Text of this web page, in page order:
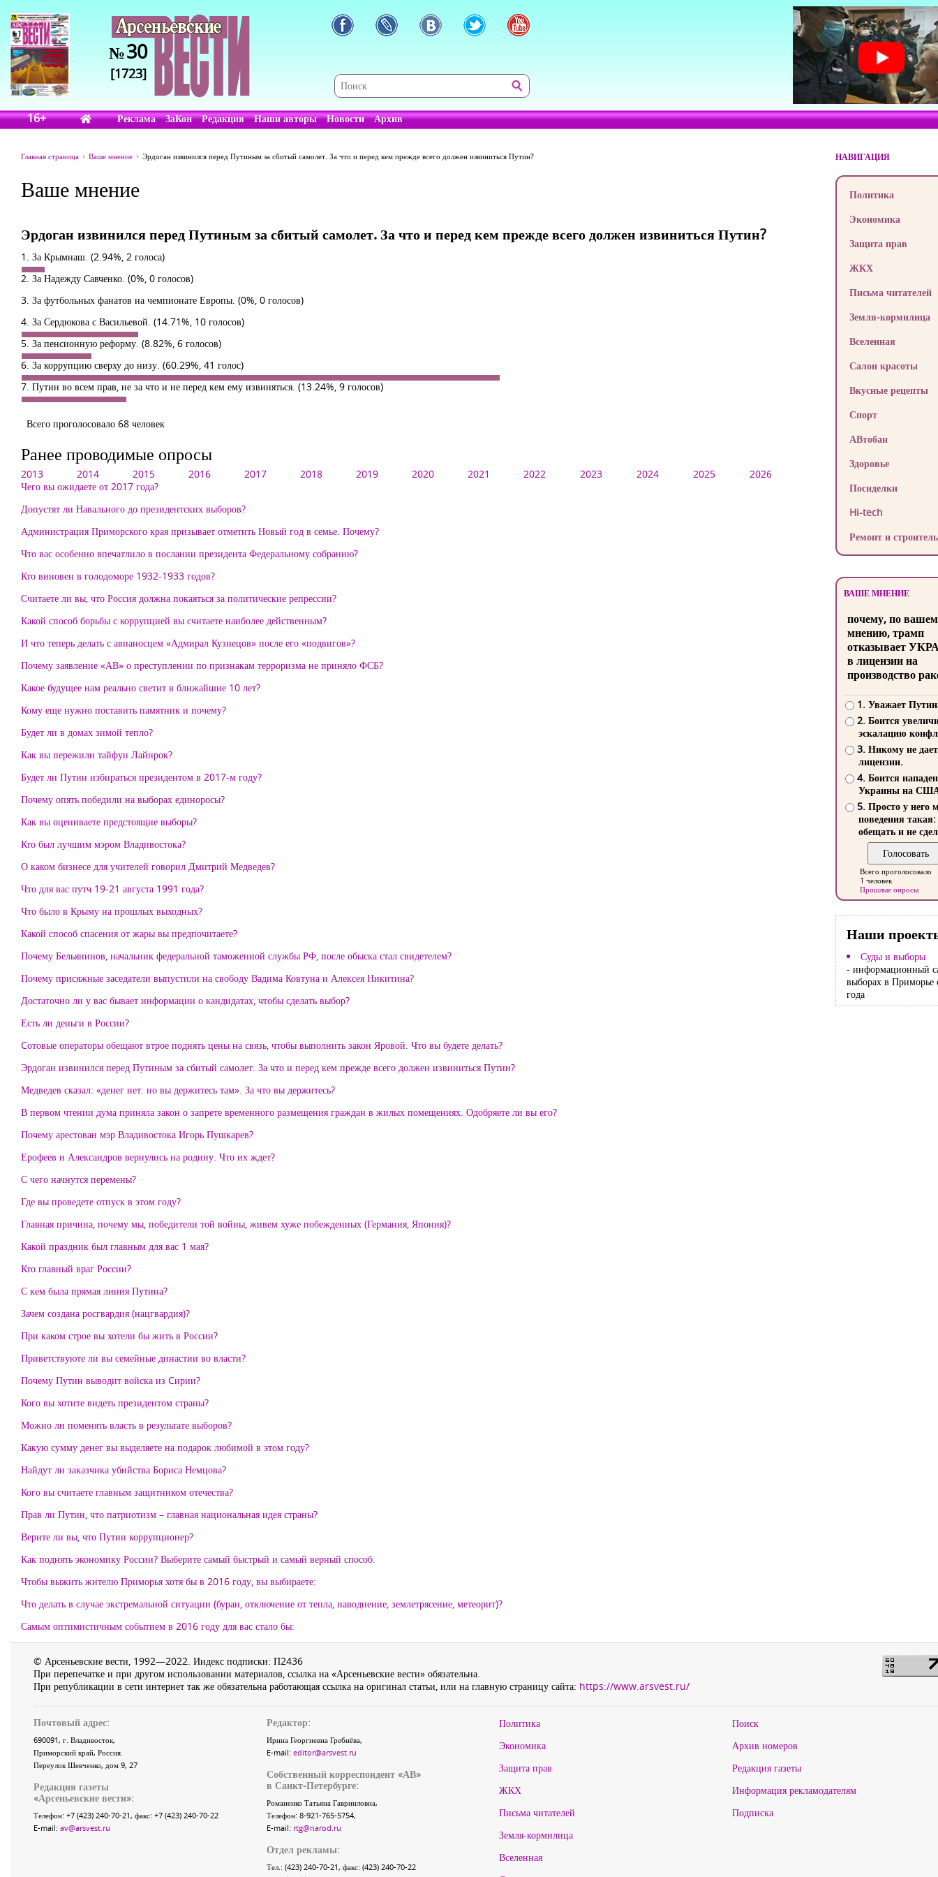
№30
[1723]
16+ Реклама ЗаКон Редакция Наши авторы Новости Архив
Главная страница Ваше мнение Эрдоган извинился перед Путиным за сбитый самолет. За что и перед кем прежде всего должен извиниться Путин?
Ваше мнение
Эрдоган извинился перед Путиным за сбитый самолет. За что и перед кем прежде всего должен извиниться Путин?
1. За Крымнаш. (2.94%, 2 голоса)
2. За Надежду Савченко. (0%, 0 голосов)
3. За футбольных фанатов на чемпионате Европы. (0%, 0 голосов)
4. За Сердюкова с Васильевой. (14.71%, 10 голосов)
5. За пенсионную реформу. (8.82%, 6 голосов)
6. За коррупцию сверху до низу. (60.29%, 41 голос)
7. Путин во всем прав, не за что и не перед кем ему извиняться. (13.24%, 9 голосов)
Всего проголосовало 68 человек
Ранее проводимые опросы
2013 2014 2015 2016 2017 2018 2019 2020 2021 2022 2023 2024 2025
2026
Чего вы ожидаете от 2017 года?
Допустят ли Навального до президентских выборов?
Администрация Приморского края призывает отметить Новый год в семье. Почему?
Что вас особенно впечатлило в послании президента Федеральному собранию?
Кто виновен в голодоморе 1932-1933 годов?
Считаете ли вы, что Россия должна покаяться за политические репрессии?
Какой способ борьбы с коррупцией вы считаете наиболее действенным?
И что теперь делать с авианосцем «Адмирал Кузнецов» после его «подвигов»?
Почему заявление «АВ» о преступлении по признакам терроризма не приняло ФСБ?
Какое будущее нам реально светит в ближайшие 10 лет?
Кому еще нужно поставить памятник и почему?
Будет ли в домах зимой тепло?
Как вы пережили тайфун Лайнрок?
Будет ли Путин избираться президентом в 2017-м году?
Почему опять победили на выборах единоросы?
Как вы оцениваете предстоящие выборы?
Кто был лучшим мэром Владивостока?
О каком бизнесе для учителей говорил Дмитрий Медведев?
Что для вас путч 19-21 августа 1991 года?
Что было в Крыму на прошлых выходных?
Какой способ спасения от жары вы предпочитаете?
Почему Бельянинов, начальник федеральной таможенной службы РФ, после обыска стал свидетелем?
Почему присяжные заседатели выпустили на свободу Вадима Ковтуна и Алексея Никитина?
Достаточно ли у вас бывает информации о кандидатах, чтобы сделать выбор?
Есть ли деньги в России?
Cотовые операторы обещают втрое поднять цены на связь, чтобы выполнить закон Яровой. Что вы будете делать?
Эрдоган извинился перед Путиным за сбитый самолет. За что и перед кем прежде всего должен извиниться Путин?
Медведев сказал: «денег нет. но вы держитесь там». За что вы держитесь?
В первом чтении дума приняла закон о запрете временного размещения граждан в жилых помещениях. Одобряете ли вы его?
Почему арестован мэр Владивостока Игорь Пушкарев?
Ерофеев и Александров вернулись на родину. Что их ждет?
С чего начнутся перемены?
Где вы проведете отпуск в этом году?
Главная причина, почему мы, победители той войны, живем хуже побежденных (Германия, Япония)?
Какой праздник был главным для вас 1 мая?
Кто главный враг России?
С кем была прямая линия Путина?
Зачем создана росгвардия (нацгвардия)?
При каком строе вы хотели бы жить в России?
Приветствуюте ли вы семейные династии во власти?
Почему Путин выводит войска из Cирии?
Кого вы хотите видеть президентом страны?
Можно ли поменять власть в результате выборов?
Какую сумму денег вы выделяете на подарок любимой в этом году?
Найдут ли заказчика убийства Бориса Немцова?
Кого вы считаете главным защитником отечества?
Прав ли Путин, что патриотизм – главная национальная идея страны?
Верите ли вы, что Путин коррупционер?
Как поднять экономику России? Выберите самый быстрый и самый верный способ.
Чтобы выжить жителю Приморья хотя бы в 2016 году, вы выбираете:
Что делать в случае экстремальной ситуации (буран, отключение от тепла, наводнение, землетрясение, метеорит)?
Самым оптимистичным событием в 2016 году для вас стало бы:
НАВИГАЦИЯ
Политика
Экономика
Защита прав
ЖКХ
Письма читателей
Земля-кормилица
Вселенная
Салон красоты
Вкусные рецепты
Спорт
АВтобан
Здоровье
Посиделки
Hi-tech
Ремонт и
ВАШЕ МНЕНИЕ
почему, по
мнению, трамп
отказывает
в лицензии на
производство
1. Уважает
2. Боится
эскалацию
3. Никому не
лицензии.
4. Боится
Украины на
5. Просто у него
поведения такая:
обещать и не
Всего проголосовало
1 человек
Прошлые опросы
Наши
Суды и выборы
- информационный
выборах в Приморье
года
© Арсеньевские вести, 1992—2022. Индекс подписки: П2436
При перепечатке и при другом использовании материалов, ссылка на «Арсеньевские вести» обязательна.
При републикации в сети интернет так же обязательна работающая ссылка на оригинал статьи, или на главную страницу сайта: https://www.arsvest.ru/
Почтовый адрес:
690091, г. Владивосток,
Приморский край, Россия.
Переулок Шевченко, дом 9, 27
Редакция газеты
«Арсеньевские вести»:
Телефон: +7 (423) 240-70-21, факс: +7 (423) 240-70-22
E-mail: av@arsvest.ru
Редактор:
Ирина Георгиевна Гребнёва,
E-mail: editor@arsvest.ru
Собственный корреспондент «АВ»
в Санкт-Петербурге:
Романенко Татьяна Гаврииловна,
Телефон: 8-921-765-5754,
E-mail: rtg@narod.ru
Отдел рекламы:
Тел.: (423) 240-70-21, факс: (423) 240-70-22
Политика
Экономика
Защита прав
ЖКХ
Письма читателей
Земля-кормилица
Вселенная
Поиск
Архив номеров
Редакция газеты
Информация рекламодателям
Подписка